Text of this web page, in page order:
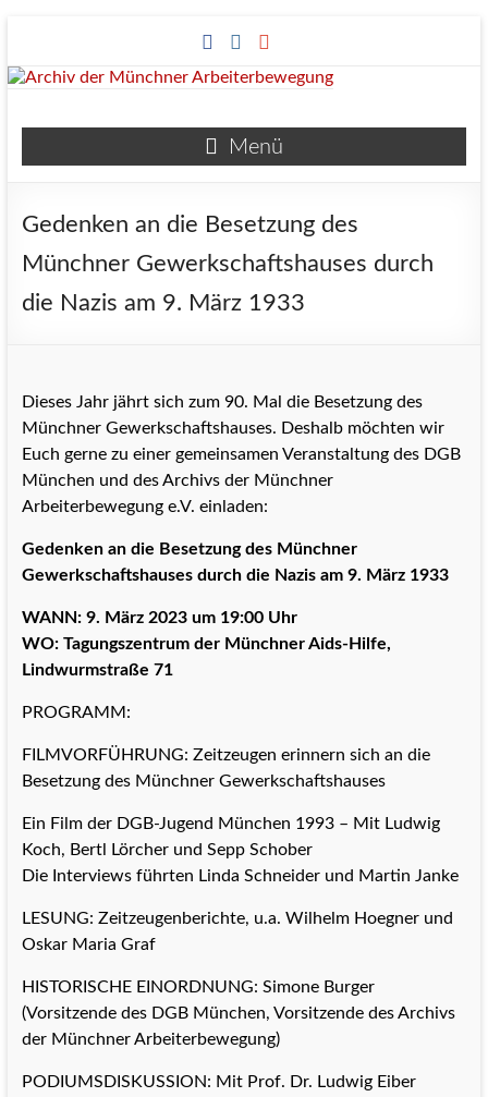
springen
Archiv
der
Münchner
Arbeiterbewegung
Menü
Gedenken an die Besetzung des
Münchner Gewerkschaftshauses durch
die Nazis am 9. März 1933
Dieses Jahr jährt sich zum 90. Mal die Besetzung des
Münchner Gewerkschaftshauses. Deshalb möchten wir
Euch gerne zu einer gemeinsamen Veranstaltung des DGB
München und des Archivs der Münchner
Arbeiterbewegung e.V. einladen:
Gedenken an die Besetzung des Münchner
Gewerkschaftshauses durch die Nazis am 9. März 1933
WANN: 9. März 2023 um 19:00 Uhr
WO: Tagungszentrum der Münchner Aids-Hilfe,
Lindwurmstraße 71
PROGRAMM:
FILMVORFÜHRUNG: Zeitzeugen erinnern sich an die
Besetzung des Münchner Gewerkschaftshauses
Ein Film der DGB-Jugend München 1993 – Mit Ludwig
Koch, Bertl Lörcher und Sepp Schober
Die Interviews führten Linda Schneider und Martin Janke
LESUNG: Zeitzeugenberichte, u.a. Wilhelm Hoegner und
Oskar Maria Graf
HISTORISCHE EINORDNUNG: Simone Burger
(Vorsitzende des DGB München, Vorsitzende des Archivs
der Münchner Arbeiterbewegung)
PODIUMSDISKUSSION: Mit Prof. Dr. Ludwig Eiber